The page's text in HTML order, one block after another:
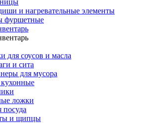
и нагревательные элементы
для соусов и масла
и сита
для мусора
ложки
и щипцы